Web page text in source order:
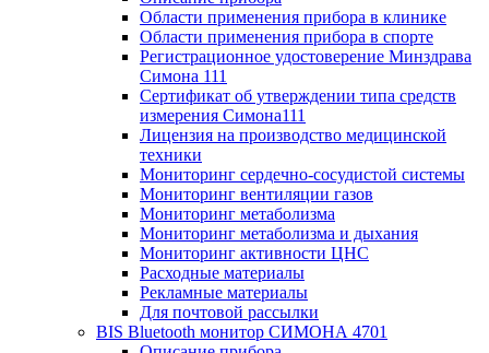
Области применения прибора в клинике
Области применения прибора в спорте
Регистрационное удостоверение Минздрава
Симона 111
Сертификат об утверждении типа средств
измерения Симона111
Лицензия на производство медицинской
техники
Мониторинг сердечно-сосудистой системы
Мониторинг вентиляции газов
Мониторинг метаболизма
Мониторинг метаболизма и дыхания
Мониторинг активности ЦНС
Расходные материалы
Рекламные материалы
Для почтовой рассылки
BIS Bluetooth монитор СИМОНА 4701